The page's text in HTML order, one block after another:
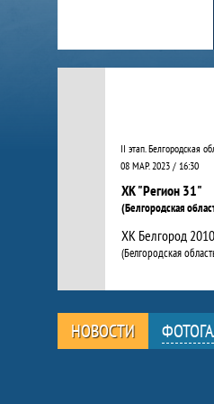
Календарь
08 МАР. 2023 / 16:30
ХК "Регион 31"
ХК Белгород 2010
НОВОСТИ